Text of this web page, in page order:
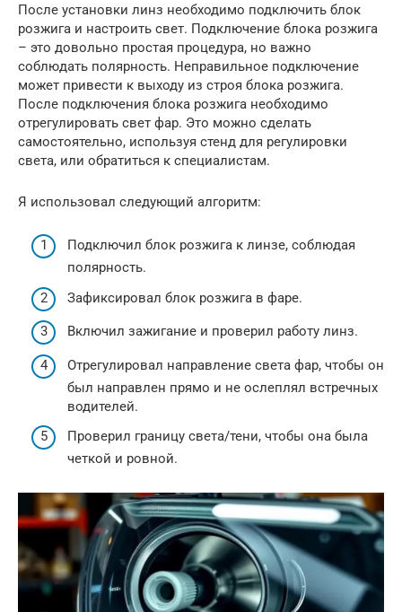
После установки линз необходимо подключить блок
розжига и настроить свет. Подключение блока розжига
– это довольно простая процедура, но важно
соблюдать полярность. Неправильное подключение
может привести к выходу из строя блока розжига.
После подключения блока розжига необходимо
отрегулировать свет фар. Это можно сделать
самостоятельно, используя стенд для регулировки
света, или обратиться к специалистам.
Я использовал следующий алгоритм:
Подключил блок розжига к линзе, соблюдая
полярность.
Зафиксировал блок розжига в фаре.
Включил зажигание и проверил работу линз.
Отрегулировал направление света фар, чтобы он
был направлен прямо и не ослеплял встречных
водителей.
Проверил границу света/тени, чтобы она была
четкой и ровной.